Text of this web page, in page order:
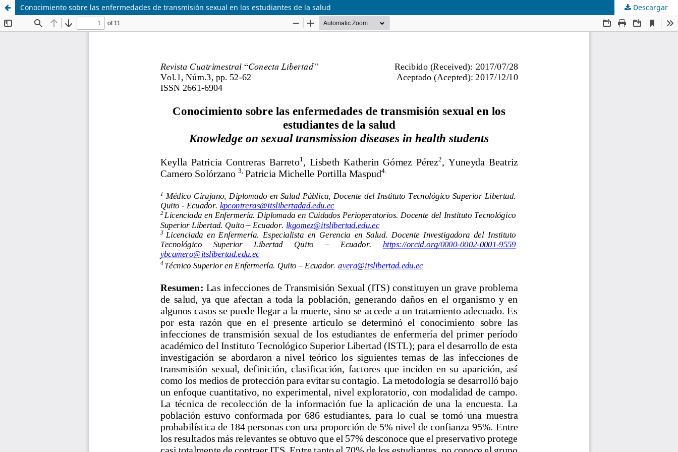
Conocimiento sobre las enfermedades de transmisión sexual en los estudiantes de la salud Descargar